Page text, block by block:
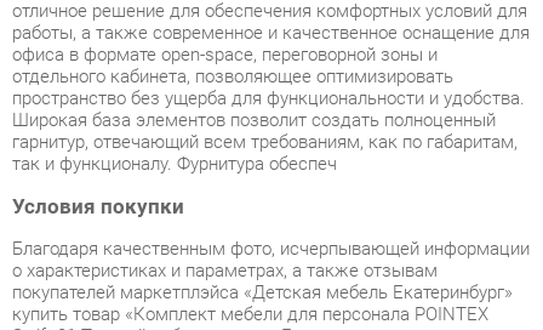
Широкая база элементов позволит создать полноценный
гарнитур, отвечающий всем требованиям, как по габаритам,
так и функционалу. Фурнитура обеспеч
Условия покупки
Благодаря качественным фото, исчерпывающей информации
о характеристиках и параметрах, а также отзывам
покупателей маркетплэйса «Детская мебель Екатеринбург»
Swift 01 Темный дуб» категории Готовые комплекты
со скидкой и гарантией от производителя не составит труда.
Мы отправляем заказы в доставку ежедневно. Товары из
ассортимента в наличии на складе в Екатеринбурге вы